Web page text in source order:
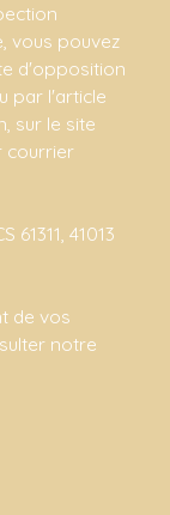
vous pouvez
d'opposition
par l'article
sur le site
courrier
41013
de vos
notre